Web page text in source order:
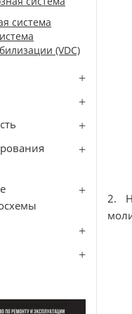
система
(VDC)
2.